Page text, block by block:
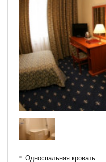
Односпальная кровать